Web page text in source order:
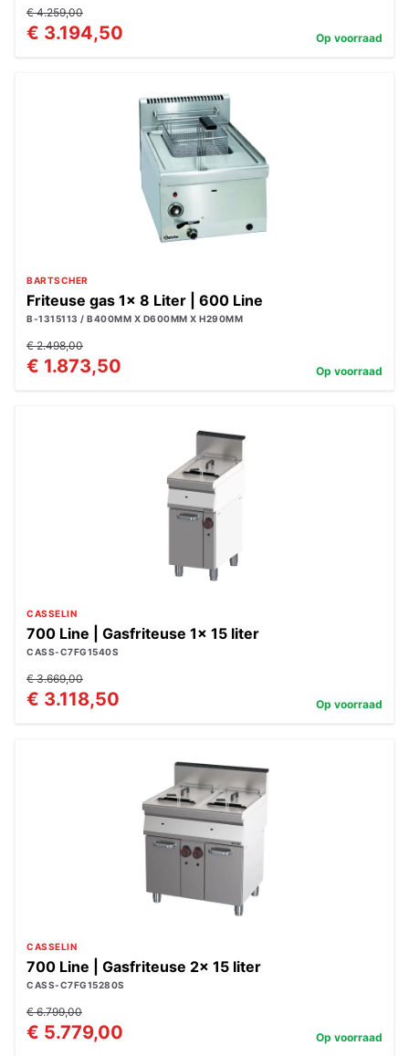
€ 4.259,00
€ 3.194,50 Op voorraad
BARTSCHER
Friteuse gas 1x 8 Liter | 600 Line
B-1315113 / B400MM X D600MM X H290MM
€ 2.498,00
€ 1.873,50 Op voorraad
CASSELIN
700 Line | Gasfriteuse 1x 15 liter
CASS-C7FG1540S
€ 3.669,00
€ 3.118,50 Op voorraad
CASSELIN
700 Line | Gasfriteuse 2x 15 liter
CASS-C7FG15280S
€ 6.799,00
€ 5.779,00 Op voorraad